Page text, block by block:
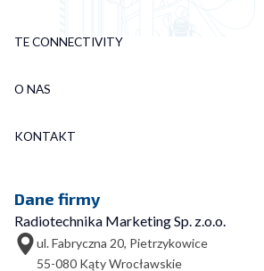
TE CONNECTIVITY
O NAS
KONTAKT
Dane firmy
Radiotechnika Marketing Sp. z.o.o.
ul. Fabryczna 20, Pietrzykowice
55-080 Kąty Wrocławskie